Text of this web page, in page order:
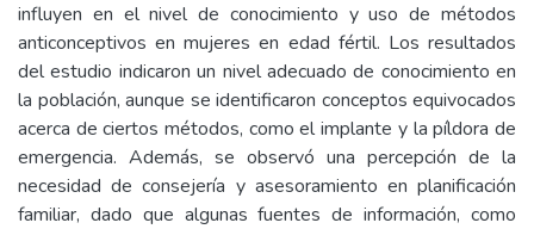
influyen en el nivel de conocimiento y uso de métodos
anticonceptivos en mujeres en edad fértil. Los resultados
del estudio indicaron un nivel adecuado de conocimiento en
la población, aunque se identificaron conceptos equivocados
acerca de ciertos métodos, como el implante y la píldora de
emergencia. Además, se observó una percepción de la
necesidad de consejería y asesoramiento en planificación
familiar, dado que algunas fuentes de información, como